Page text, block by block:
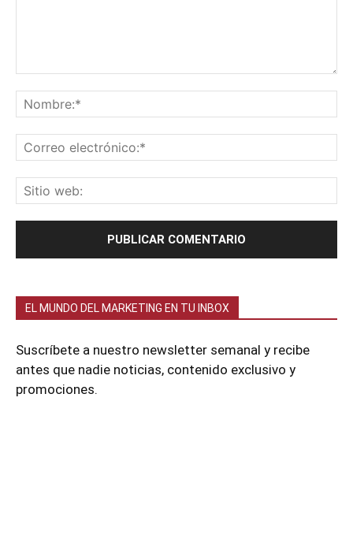
EL MUNDO DEL MARKETING EN TU INBOX
Suscríbete a nuestro newsletter semanal y recibe
antes que nadie noticias, contenido exclusivo y
promociones.